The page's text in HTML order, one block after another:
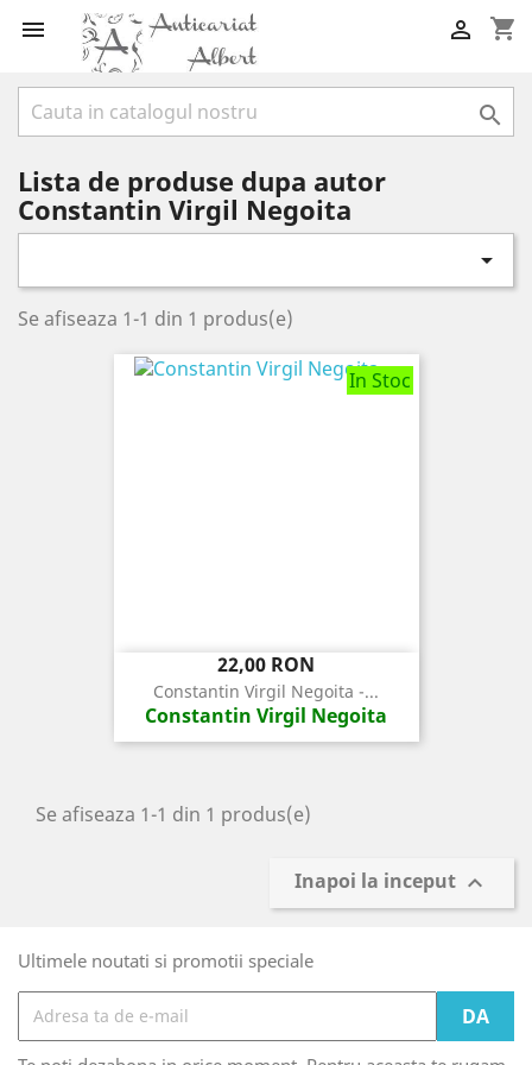
 shopping_cart


Lista de produse dupa autor
Constantin Virgil Negoita

Se afiseaza 1-1 din 1 produs(e)
In Stoc
Pret
22,00 RON
Constantin Virgil Negoita -...
Constantin Virgil Negoita
Se afiseaza 1-1 din 1 produs(e)
Inapoi la inceput 
Ultimele noutati si promotii speciale